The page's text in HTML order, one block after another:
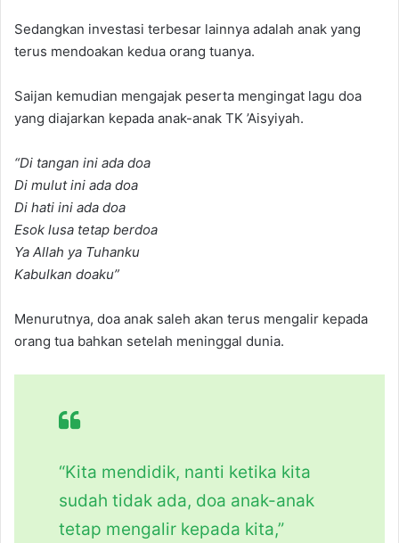
Sedangkan investasi terbesar lainnya adalah anak yang
terus mendoakan kedua orang tuanya.
Saijan kemudian mengajak peserta mengingat lagu doa
yang diajarkan kepada anak-anak TK ’Aisyiyah.
“Di tangan ini ada doa
Di mulut ini ada doa
Di hati ini ada doa
Esok lusa tetap berdoa
Ya Allah ya Tuhanku
Kabulkan doaku”
Menurutnya, doa anak saleh akan terus mengalir kepada
orang tua bahkan setelah meninggal dunia.
“Kita mendidik, nanti ketika kita
sudah tidak ada, doa anak-anak
tetap mengalir kepada kita,”